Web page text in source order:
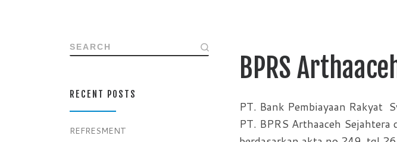
BPRS
PT. Bank Pembiayaan Rakyat
PT. BPRS Arthaaceh Sejahtera
SEARCH
RECENT POSTS
REFRESMENT